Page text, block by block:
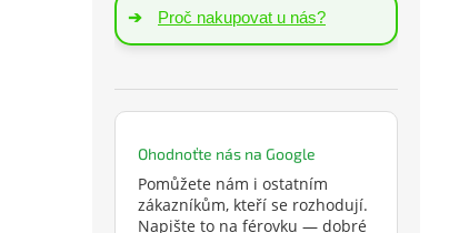
➔ Proč nakupovat u nás?
Ohodnoťte nás na Google
Pomůžete nám i ostatním
zákazníkům, kteří se rozhodují.
Napište to na férovku — dobré